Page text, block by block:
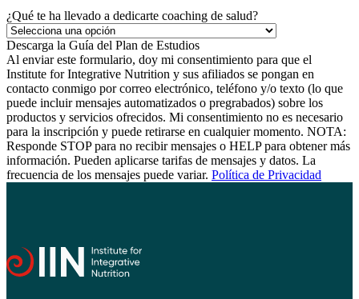
¿Qué te ha llevado a dedicarte coaching de salud?
Al enviar este formulario, doy mi consentimiento para que el
Institute for Integrative Nutrition y sus afiliados se pongan en
contacto conmigo por correo electrónico, teléfono y/o texto (lo que
puede incluir mensajes automatizados o pregrabados) sobre los
productos y servicios ofrecidos. Mi consentimiento no es necesario
para la inscripción y puede retirarse en cualquier momento. NOTA:
Responde STOP para no recibir mensajes o HELP para obtener más
información. Pueden aplicarse tarifas de mensajes y datos. La
frecuencia de los mensajes puede variar. Política de Privacidad